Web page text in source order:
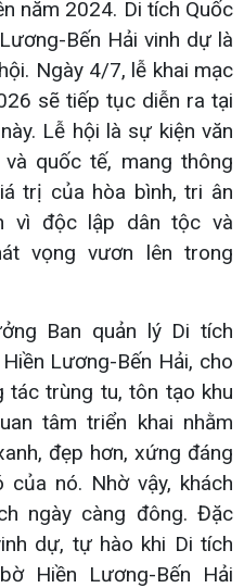
năm 2024. Di tích Quốc
Bến Hải vinh dự là
Ngày 4/7, lễ khai mạc
sẽ tiếp tục diễn ra tại
Lễ hội là sự kiện văn
quốc tế, mang thông
trị của hòa bình, tri ân
vì độc lập dân tộc và
vọng vươn lên trong
Ban quản lý Di tích
Lương-Bến Hải, cho
tác trùng tu, tôn tạo khu
tâm triển khai nhằm
đẹp hơn, xứng đáng
nó. Nhờ vậy, khách
ngày càng đông. Đặc
dự, tự hào khi Di tích
Hiền Lương-Bến Hải